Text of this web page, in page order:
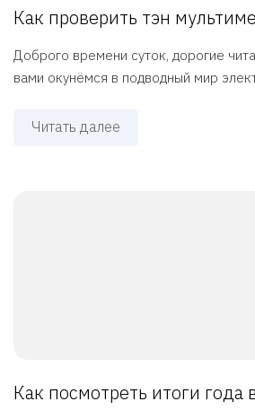
Как проверить тэн
Доброго времени суток, дорогие
вами окунёмся в подводный мир
Читать далее
Как посмотреть итоги года